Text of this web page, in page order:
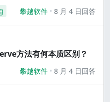
攀越软件 8 月 4 日回答
方法有何本质区别？
攀越软件 8 月 4 日回答